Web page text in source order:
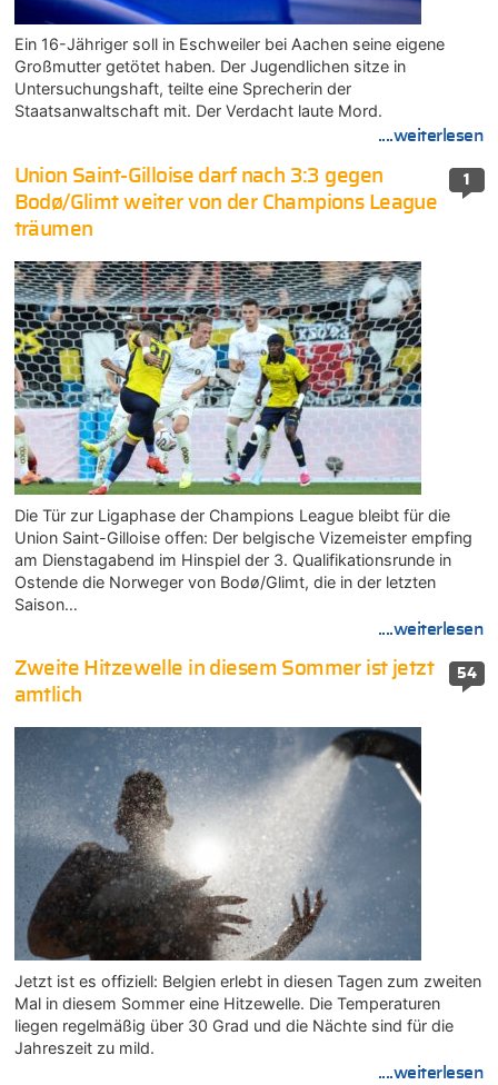
Ein 16-Jähriger soll in Eschweiler bei Aachen seine eigene
Großmutter getötet haben. Der Jugendlichen sitze in
Untersuchungshaft, teilte eine Sprecherin der
Staatsanwaltschaft mit. Der Verdacht laute Mord.
....weiterlesen
1
Union Saint-Gilloise darf nach 3:3 gegen
Bodø/Glimt weiter von der Champions League
träumen
Die Tür zur Ligaphase der Champions League bleibt für die
Union Saint-Gilloise offen: Der belgische Vizemeister empfing
am Dienstagabend im Hinspiel der 3. Qualifikationsrunde in
Ostende die Norweger von Bodø/Glimt, die in der letzten
Saison…
....weiterlesen
54
Zweite Hitzewelle in diesem Sommer ist jetzt
amtlich
Jetzt ist es offiziell: Belgien erlebt in diesen Tagen zum zweiten
Mal in diesem Sommer eine Hitzewelle. Die Temperaturen
liegen regelmäßig über 30 Grad und die Nächte sind für die
Jahreszeit zu mild.
....weiterlesen